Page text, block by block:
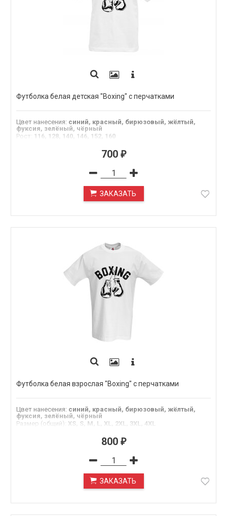
Футболка белая детская "Boxing" с перчатками
Цвет нанесения: синий, красный, бирюзовый, жёлтый,
фуксия, зелёный, чёрный
Рост: 116, 128, 140, 146, 152, 160
700 ₽
ЗАКАЗАТЬ
Футболка белая взрослая "Boxing" с перчатками
Цвет нанесения: синий, красный, бирюзовый, жёлтый,
фуксия, зелёный, чёрный
Размер (общий): XS, S, M, L, XL, 2XL, 3XL, 4XL
800 ₽
ЗАКАЗАТЬ